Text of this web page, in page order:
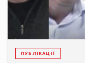
ПУБЛІКАЦІЇ